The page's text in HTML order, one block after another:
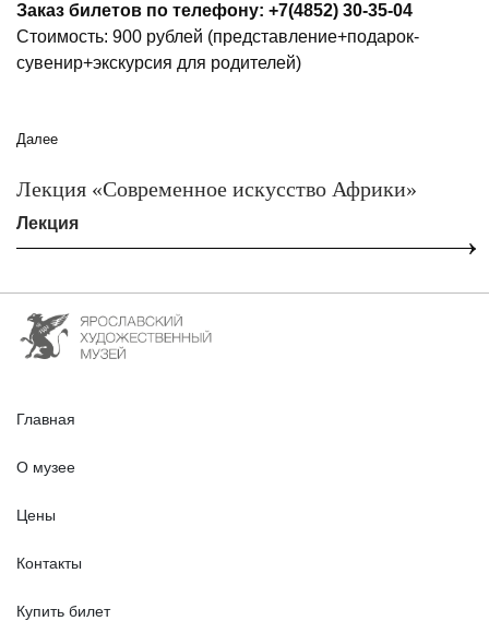
Заказ билетов по телефону: +7(4852) 30-35-04
Стоимость: 900 рублей (представление+подарок-
сувенир+экскурсия для родителей)
Далее
Лекция «Современное искусство Африки»
Лекция
Главная
О музее
Цены
Контакты
Купить билет